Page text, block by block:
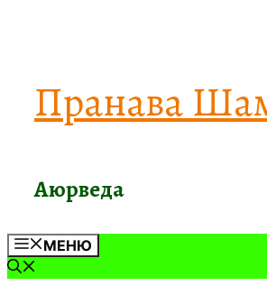
Пранава
Аюрведа
МЕНЮ